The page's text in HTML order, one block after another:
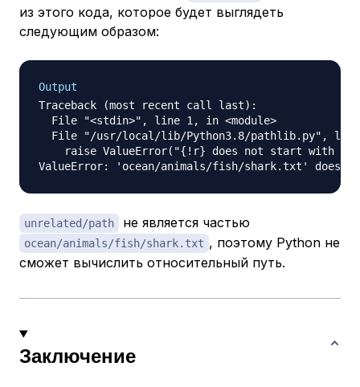
из этого кода, которое будет выглядеть
следующим образом:
Output
Traceback (most recent call last):
  File "<stdin>", line 1, in <module>
File "/usr/local/lib/Python3.8/pathlib.py",
raise ValueError("{!r} does not start with
unrelated/path не является частью
ocean/animals/fish/shark.txt , поэтому Python не
сможет вычислить относительный путь.
Заключение